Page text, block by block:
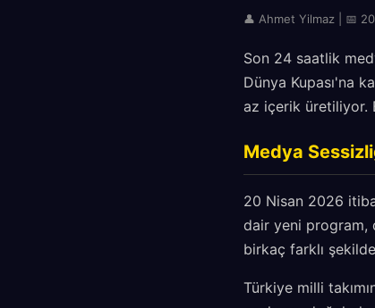
👤 Ahmet Yilmaz | 📅
Son 24 saatlik
Dünya Kupası'na
az içerik üretiliyor.
Medya
20 Nisan 2026
dair yeni program,
birkaç farklı
Türkiye milli